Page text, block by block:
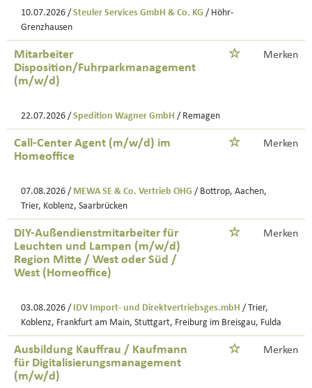
10.07.2026 / Steuler Services GmbH & Co. KG / Höhr-
Grenzhausen
Mitarbeiter
Disposition/Fuhrparkmanagement
(m/w/d)
Merken
22.07.2026 / Spedition Wagner GmbH / Remagen
Call-Center Agent (m/w/d) im
Homeoffice
Merken
07.08.2026 / MEWA SE & Co. Vertrieb OHG / Bottrop, Aachen,
Trier, Koblenz, Saarbrücken
DIY-Außendienstmitarbeiter für
Leuchten und Lampen (m/w/d)
Region Mitte / West oder Süd /
West (Homeoffice)
Merken
03.08.2026 / IDV Import- und Direktvertriebsges.mbH / Trier,
Koblenz, Frankfurt am Main, Stuttgart, Freiburg im Breisgau, Fulda
Ausbildung Kauffrau / Kaufmann
für Digitalisierungsmanagement
(m/w/d)
Merken